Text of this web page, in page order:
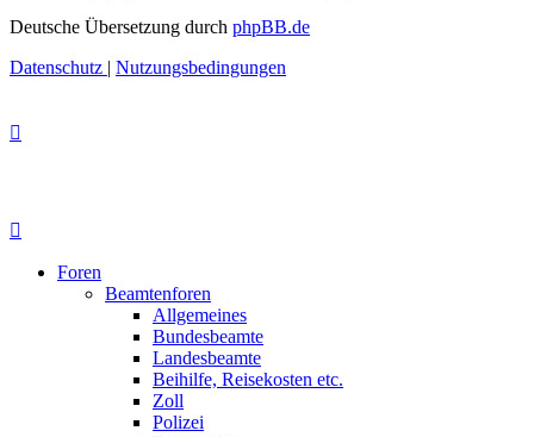
Deutsche Übersetzung durch phpBB.de
Datenschutz | Nutzungsbedingungen
Foren
Beamtenforen
Allgemeines
Bundesbeamte
Landesbeamte
Beihilfe, Reisekosten etc.
Zoll
Polizei